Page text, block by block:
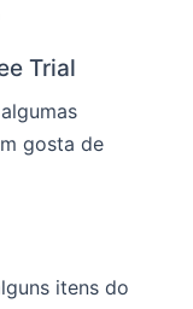
Trial
gosta de
itens do